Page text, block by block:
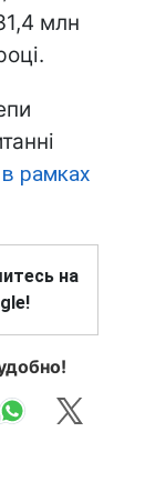
млн
рамках
на